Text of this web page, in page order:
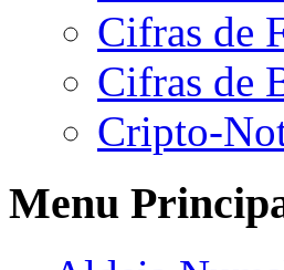
Cifras de
Cifras de
Cripto-
Menu